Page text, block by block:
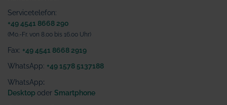
Servicetelefon:
+49 4541 8668 290
(Mo.-Fr. von 8.00 bis 16.00 Uhr)
Fax: +49 4541 8668 2919
WhatsApp: +49 1578 5137188
WhatsApp:
Desktop oder Smartphone